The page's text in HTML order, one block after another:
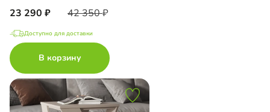
23 290 42 350
Доступно для доставки
В корзину